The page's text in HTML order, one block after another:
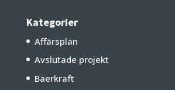
Kategorier
Affärsplan
Avslutade projekt
Baerkraft